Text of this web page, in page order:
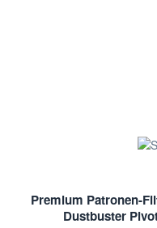
Premium Patronen-
Dustbuster